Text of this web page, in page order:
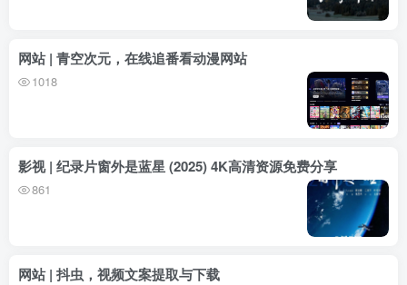
网站 | 青空次元，在线追番看动漫网站
1018
影视 | 纪录片窗外是蓝星 (2025) 4K高清资源免费分享
861
网站 | 抖虫，视频文案提取与下载